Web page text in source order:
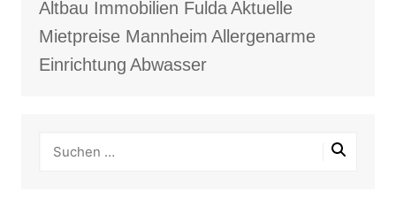
Altbau Immobilien FuldaAktuelle
Mietpreise Mannheim Allergenarme
Einrichtung Abwasser